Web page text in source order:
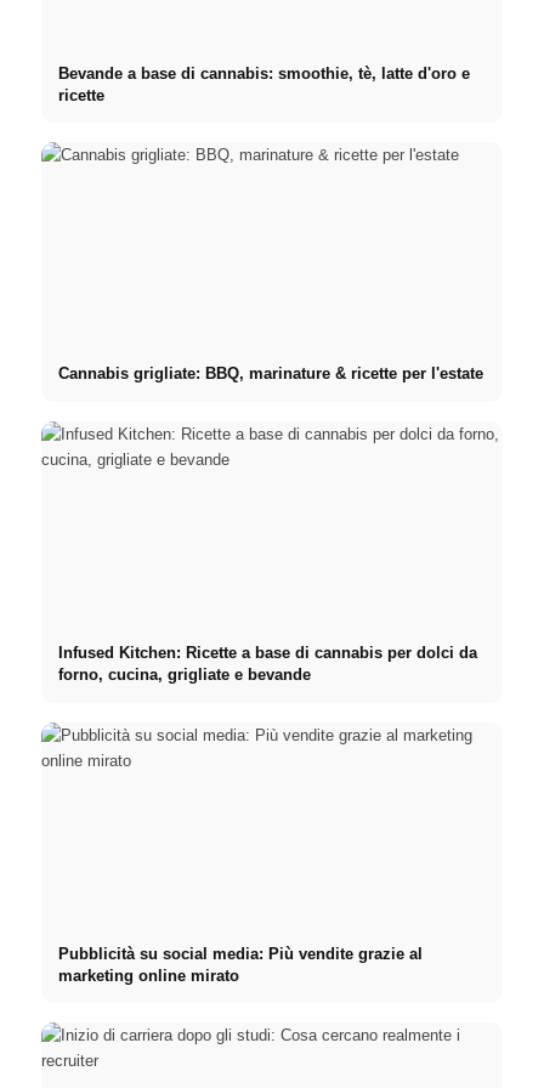
Bevande a base di cannabis: smoothie, tè, latte d'oro e
ricette
Cannabis grigliate: BBQ, marinature & ricette per l'estate
Infused Kitchen: Ricette a base di cannabis per dolci da
forno, cucina, grigliate e bevande
Pubblicità su social media: Più vendite grazie al
marketing online mirato